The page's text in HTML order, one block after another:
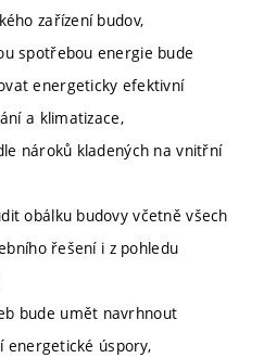
zařízení budov,
spotřebou energie bude
energeticky efektivní
a klimatizace,
nároků kladených na vnitřní
obálku budovy včetně všech
řešení i z pohledu
bude umět navrhnout
energetické úspory,